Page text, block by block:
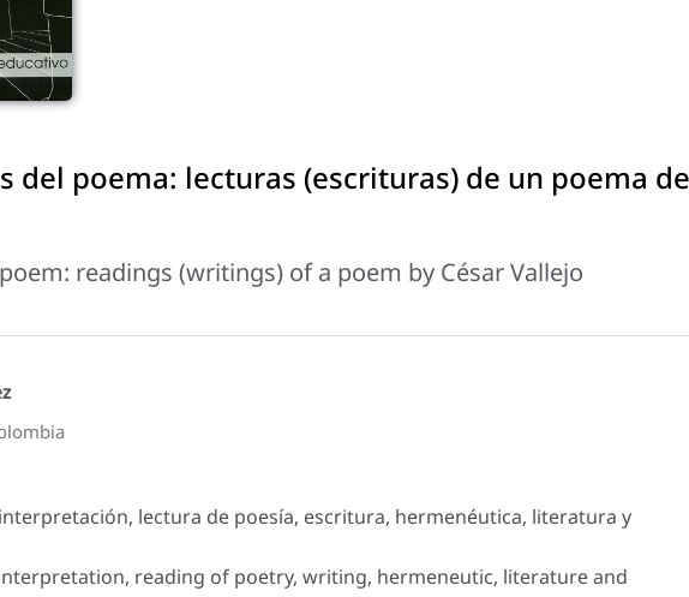
del poema: lecturas (escrituras) de un poema de
readings (writings) of a poem by César Vallejo
lectura de poesía, escritura, hermenéutica, literatura y
reading of poetry, writing, hermeneutic, literature and